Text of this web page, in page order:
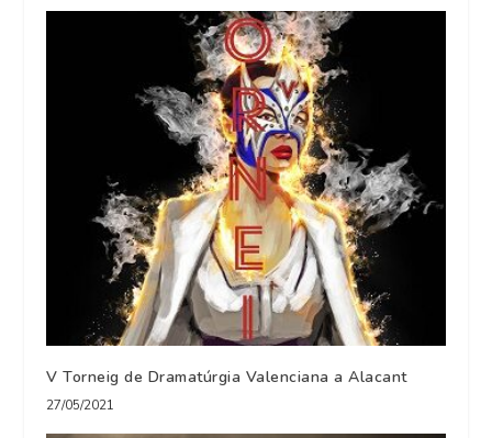
V Torneig de Dramatúrgia Valenciana a Alacant
27/05/2021